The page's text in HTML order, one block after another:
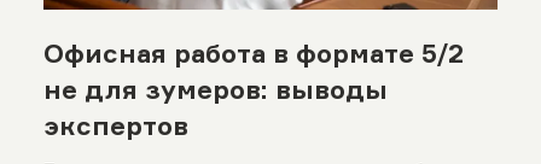
Офисная работа в формате 5/2
не для зумеров: выводы
экспертов